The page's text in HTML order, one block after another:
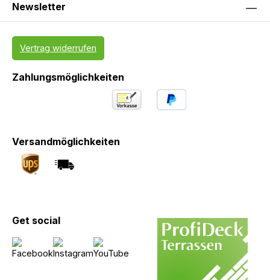
Newsletter
Vertrag widerrufen
Zahlungsmöglichkeiten
Versandmöglichkeiten
Get social